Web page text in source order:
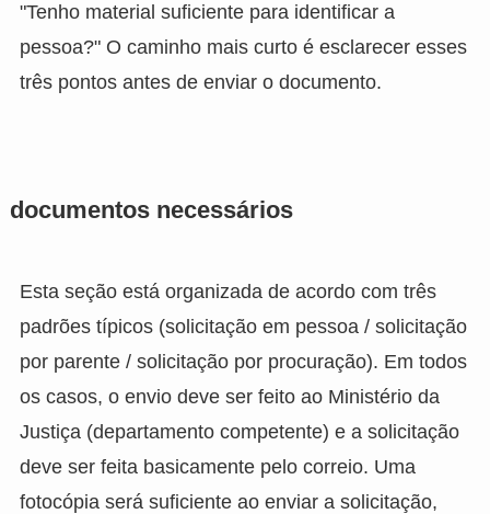
"Tenho material suficiente para identificar a
pessoa?" O caminho mais curto é esclarecer esses
três pontos antes de enviar o documento.
documentos necessários
Esta seção está organizada de acordo com três
padrões típicos (solicitação em pessoa / solicitação
por parente / solicitação por procuração). Em todos
os casos, o envio deve ser feito ao Ministério da
Justiça (departamento competente) e a solicitação
deve ser feita basicamente pelo correio. Uma
fotocópia será suficiente ao enviar a solicitação,